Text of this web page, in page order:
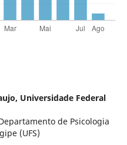
Universidade Federal
de Psicologia
(UFS)